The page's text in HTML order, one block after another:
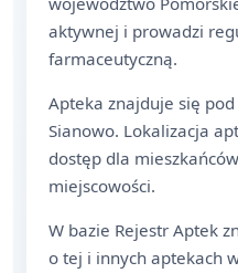
aktywnej i prowadzi
farmaceutyczną.
Apteka znajduje się
Sianowo. Lokalizacja
dostęp dla
miejscowości.
W bazie Rejestr Aptek
o tej i innych aptekach